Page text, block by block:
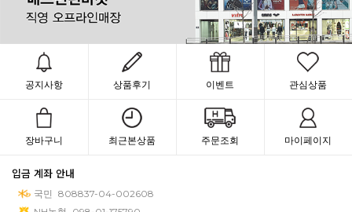
공지사항 상품후기 이벤트 관심상품
장바구니 최근본상품 주문조회 마이페이지
입금 계좌 안내
국민 808837-04-002608